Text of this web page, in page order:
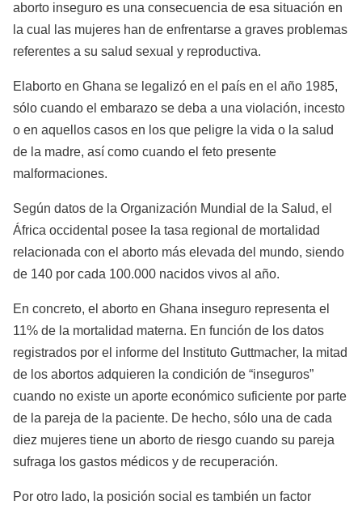
aborto inseguro es una consecuencia de esa situación en
la cual las mujeres han de enfrentarse a graves problemas
referentes a su salud sexual y reproductiva.
El aborto en Ghana se legalizó en el país en el año 1985,
sólo cuando el embarazo se deba a una violación, incesto
o en aquellos casos en los que peligre la vida o la salud
de la madre, así como cuando el feto presente
malformaciones.
Según datos de la Organización Mundial de la Salud, el
África occidental posee la tasa regional de mortalidad
relacionada con el aborto más elevada del mundo, siendo
de 140 por cada 100.000 nacidos vivos al año.
En concreto, el aborto en Ghana inseguro representa el
11% de la mortalidad materna. En función de los datos
registrados por el informe del Instituto Guttmacher, la mitad
de los abortos adquieren la condición de “inseguros”
cuando no existe un aporte económico suficiente por parte
de la pareja de la paciente. De hecho, sólo una de cada
diez mujeres tiene un aborto de riesgo cuando su pareja
sufraga los gastos médicos y de recuperación.
Por otro lado, la posición social es también un factor